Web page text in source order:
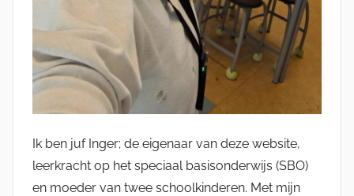
Ik ben juf Inger; de eigenaar van deze website,
leerkracht op het speciaal basisonderwijs (SBO)
en moeder van twee schoolkinderen. Met mijn